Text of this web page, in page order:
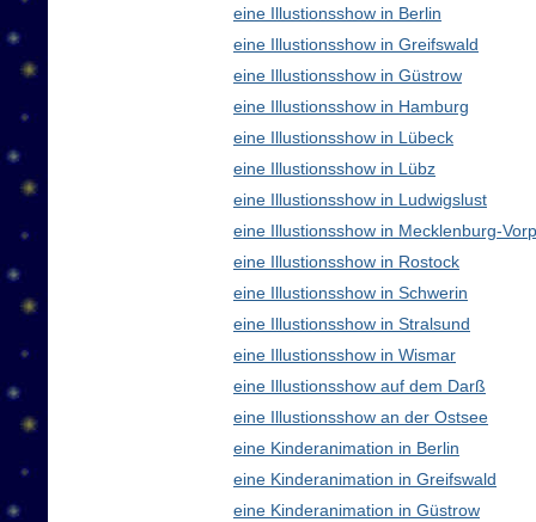
eine Illustionsshow in Berlin
eine Illustionsshow in Greifswald
eine Illustionsshow in Güstrow
eine Illustionsshow in Hamburg
eine Illustionsshow in Lübeck
eine Illustionsshow in Lübz
eine Illustionsshow in Ludwigslust
eine Illustionsshow in Mecklenburg-
eine Illustionsshow in Rostock
eine Illustionsshow in Schwerin
eine Illustionsshow in Stralsund
eine Illustionsshow in Wismar
eine Illustionsshow auf dem Darß
eine Illustionsshow an der Ostsee
eine Kinderanimation in Berlin
eine Kinderanimation in Greifswald
eine Kinderanimation in Güstrow